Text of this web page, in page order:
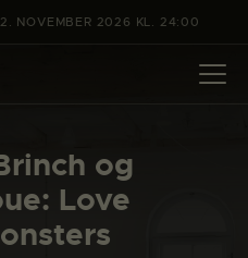
NOVEMBER 2026 KL. 24:00
og
Love